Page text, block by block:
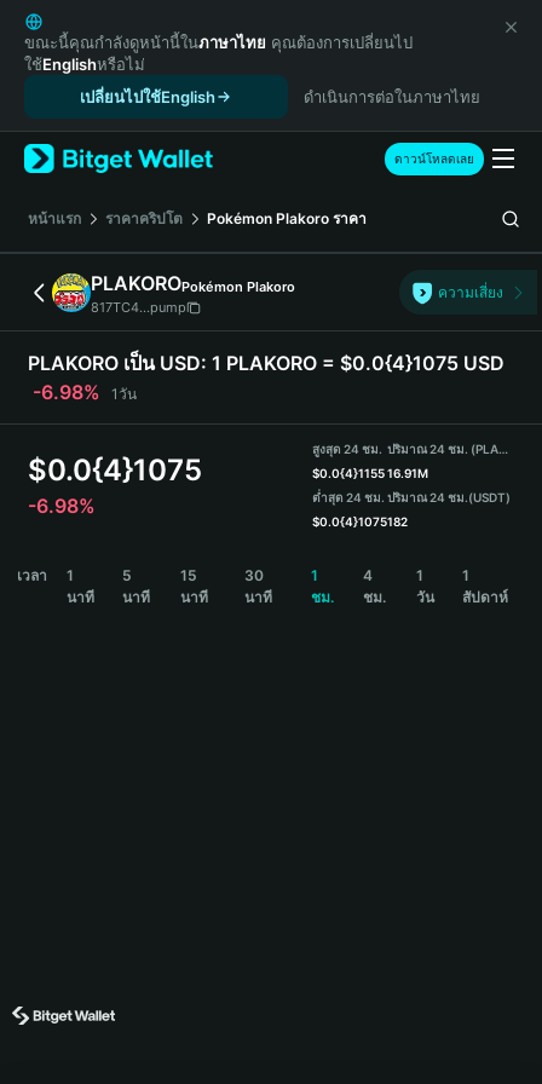
English
日本語
Tiếng Việt
Español (Latinoamérica)
Türkçe
Français
Deutsch
简体中文
繁體中文
Português (Portugal)
Bahasa Indonesia
ภาษาไทย
हिन्दी
Español
Português (Brasil)
ขณะนี้คุณกำลังดูหน้านี้ในภาษาไทย คุณต้องการเปลี่ยนไป
ใช้Englishหรือไม่
เปลี่ยนไปใช้English
ดำเนินการต่อในภาษาไทย
ดาวน์โหลดเลย
หน้าแรก ราคาคริปโต Pokémon Plakoro ราคา
PLAKOROPokémon Plakoro
817TC4...pump
ความเสี่ยง
PLAKORO เป็น USD: 1 PLAKORO = $0.0{4}1075 USD
-6.98%
1วัน
$0.0{4}1075
-6.98%
สูงสุด 24 ชม.
$0.0{4}1155
ต่ำสุด 24 ชม.
$0.0{4}1075
ปริมาณ 24 ชม. (PLAKORO)
16.91M
ปริมาณ 24 ชม.(USDT)
182
เวลา
1
นาที
5
นาที
15
นาที
30
นาที
1
ชม.
4
ชม.
1
วัน
1
สัปดาห์